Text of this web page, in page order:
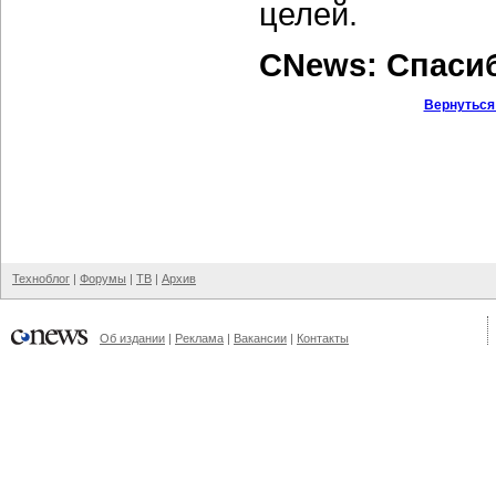
целей.
CNews:
Техноблог | Форумы | ТВ | Архив
Об издании | Реклама | Вакансии | Контакты